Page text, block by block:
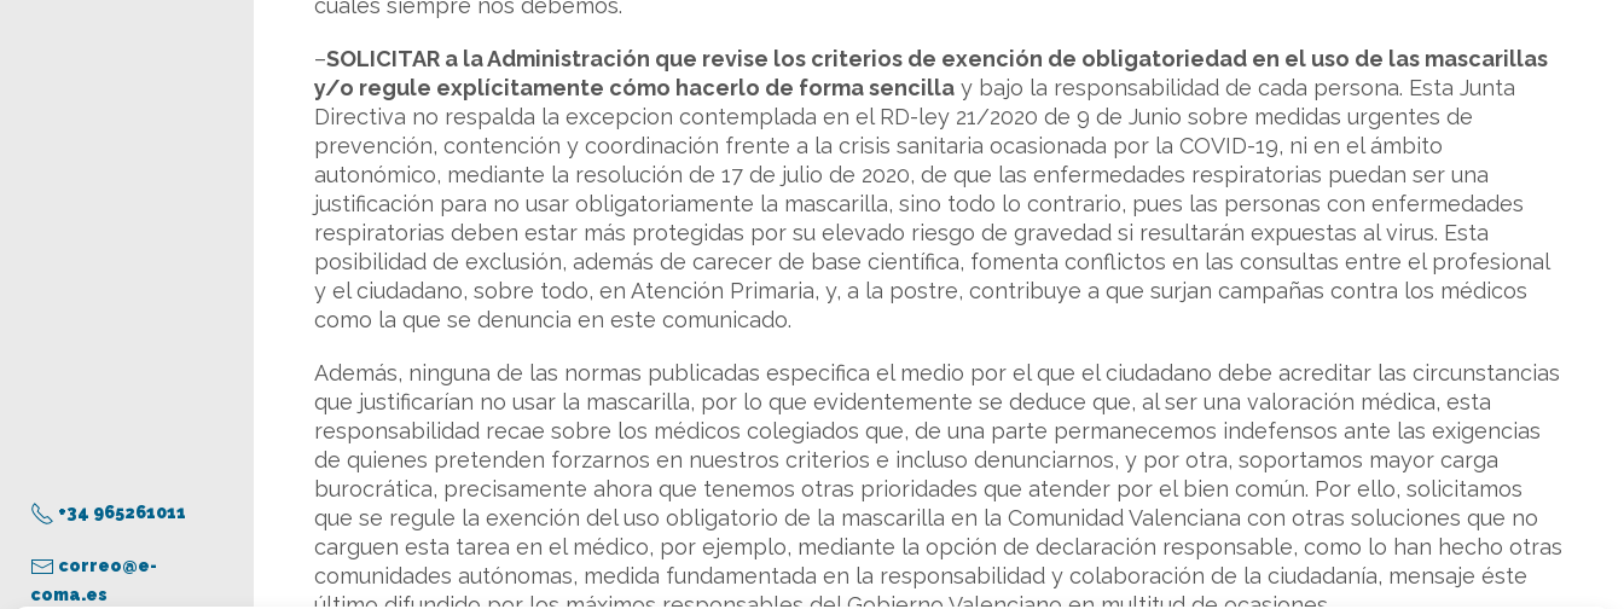
+34 965261011
correo@e-
coma.es
cuales siempre nos debemos.
–SOLICITAR a la Administración que revise los criterios de exención de obligatoriedad en el uso de las mascarillas
y/o regule explícitamente cómo hacerlo de forma sencilla y bajo la responsabilidad de cada persona. Esta Junta
Directiva no respalda la excepcion contemplada en el RD-ley 21/2020 de 9 de Junio sobre medidas urgentes de
prevención, contención y coordinación frente a la crisis sanitaria ocasionada por la COVID-19, ni en el ámbito
autonómico, mediante la resolución de 17 de julio de 2020, de que las enfermedades respiratorias puedan ser una
justificación para no usar obligatoriamente la mascarilla, sino todo lo contrario, pues las personas con enfermedades
respiratorias deben estar más protegidas por su elevado riesgo de gravedad si resultarán expuestas al virus. Esta
posibilidad de exclusión, además de carecer de base científica, fomenta conflictos en las consultas entre el profesional
y el ciudadano, sobre todo, en Atención Primaria, y, a la postre, contribuye a que surjan campañas contra los médicos
como la que se denuncia en este comunicado.
Además, ninguna de las normas publicadas especifica el medio por el que el ciudadano debe acreditar las circunstancias
que justificarían no usar la mascarilla, por lo que evidentemente se deduce que, al ser una valoración médica, esta
responsabilidad recae sobre los médicos colegiados que, de una parte permanecemos indefensos ante las exigencias
de quienes pretenden forzarnos en nuestros criterios e incluso denunciarnos, y por otra, soportamos mayor carga
burocrática, precisamente ahora que tenemos otras prioridades que atender por el bien común. Por ello, solicitamos
que se regule la exención del uso obligatorio de la mascarilla en la Comunidad Valenciana con otras soluciones que no
carguen esta tarea en el médico, por ejemplo, mediante la opción de declaración responsable, como lo han hecho otras
comunidades autónomas, medida fundamentada en la responsabilidad y colaboración de la ciudadanía, mensaje éste